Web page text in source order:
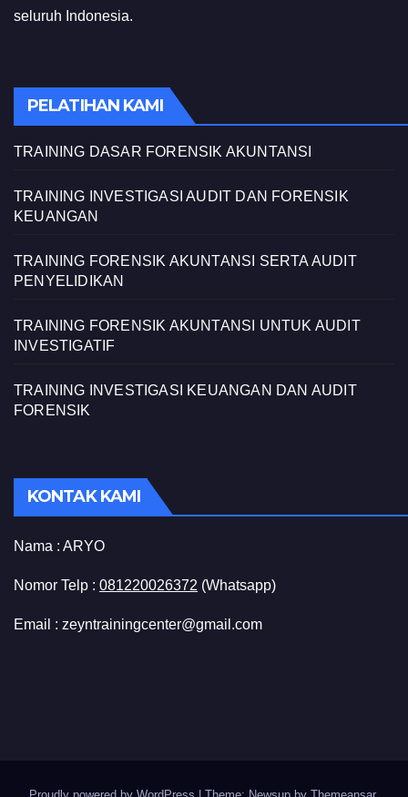
seluruh Indonesia.
PELATIHAN KAMI
TRAINING DASAR FORENSIK AKUNTANSI
TRAINING INVESTIGASI AUDIT DAN FORENSIK
KEUANGAN
TRAINING FORENSIK AKUNTANSI SERTA AUDIT
PENYELIDIKAN
TRAINING FORENSIK AKUNTANSI UNTUK AUDIT
INVESTIGATIF
TRAINING INVESTIGASI KEUANGAN DAN AUDIT
FORENSIK
KONTAK KAMI
Nama : ARYO
Nomor Telp : 081220026372 (Whatsapp)
Email : zeyntrainingcenter@gmail.com